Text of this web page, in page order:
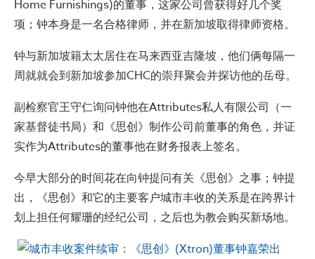
Home Furnishings)的董事，这家公司曾获得好几个奖
项；钟本身是一名合格律师，并在新加坡取得律师资格。
钟与新加坡籍太太居住在马来西亚吉隆坡，他们俩每隔一
周就就会到新加坡参加CHC的崇拜聚会并探访他的岳母。
副检察官王守仁询问钟他在Attributes私人有限公司（一
家基督徒书局）和《思创》制作公司前董事的角色，并证
实作为Attributes的董事他在财务报表上签名。
今早大部分的时间花在向钟提问有关《思创》之事；钟提
出，《思创》和它的主要客户城市丰收的关系是在跨界计
划上担任何耀珊的经纪公司，之后也为教会购买新场地。